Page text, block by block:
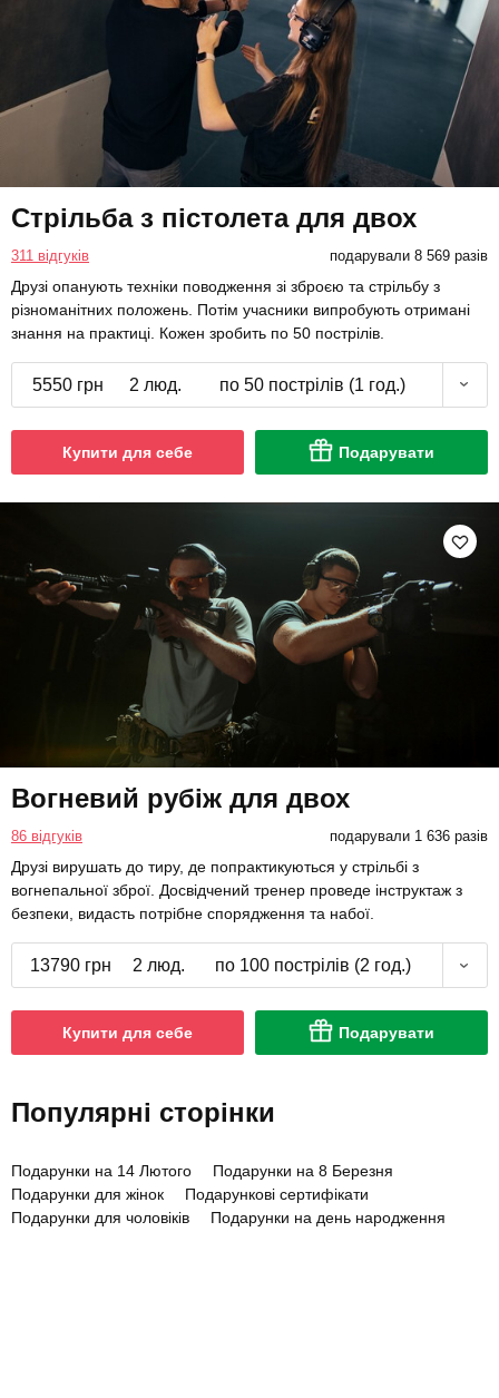
Стрільба з пістолета для двох
311 відгуків подарували 8 569 разів
Друзі опанують техніки поводження зі зброєю та стрільбу з
різноманітних положень. Потім учасники випробують отримані
знання на практиці. Кожен зробить по 50 пострілів.
5550 грн 2 люд. по 50 пострілів (1 год.)
Купити для себе Подарувати
Вогневий рубіж для двох
86 відгуків подарували 1 636 разів
Друзі вирушать до тиру, де попрактикуються у стрільбі з
вогнепальної зброї. Досвідчений тренер проведе інструктаж з
безпеки, видасть потрібне спорядження та набої.
13790 грн 2 люд. по 100 пострілів (2 год.)
Купити для себе Подарувати
Популярні сторінки
Подарунки на 14 Лютого
Подарунки на 8 Березня
Подарунки для жінок
Подарункові сертифікати
Подарунки для чоловіків
Подарунки на день народження